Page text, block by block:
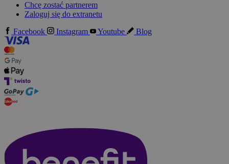
Chcę zostać partnerem
Zaloguj się do extranetu
Facebook
Instagram Youtube Blog